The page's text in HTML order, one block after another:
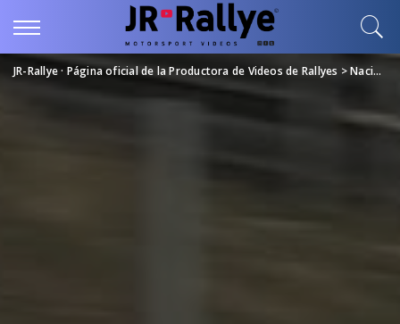
JR-Rallye · Página oficial de la Productora de Videos de Rallyes >Nacional